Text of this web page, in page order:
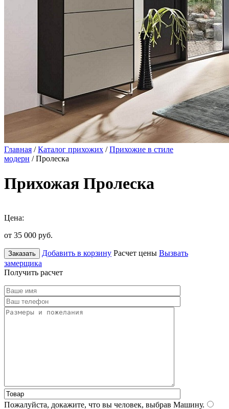
Главная /Каталог прихожих /Прихожие в стиле
модерн / Пролеска
Прихожая Пролеска
Цена:
от 35 000 руб.
Заказать Добавить в корзину Расчет цены Вызвать
замерщика
Получить расчет
Пожалуйста, докажите, что вы человек, выбрав Машину.